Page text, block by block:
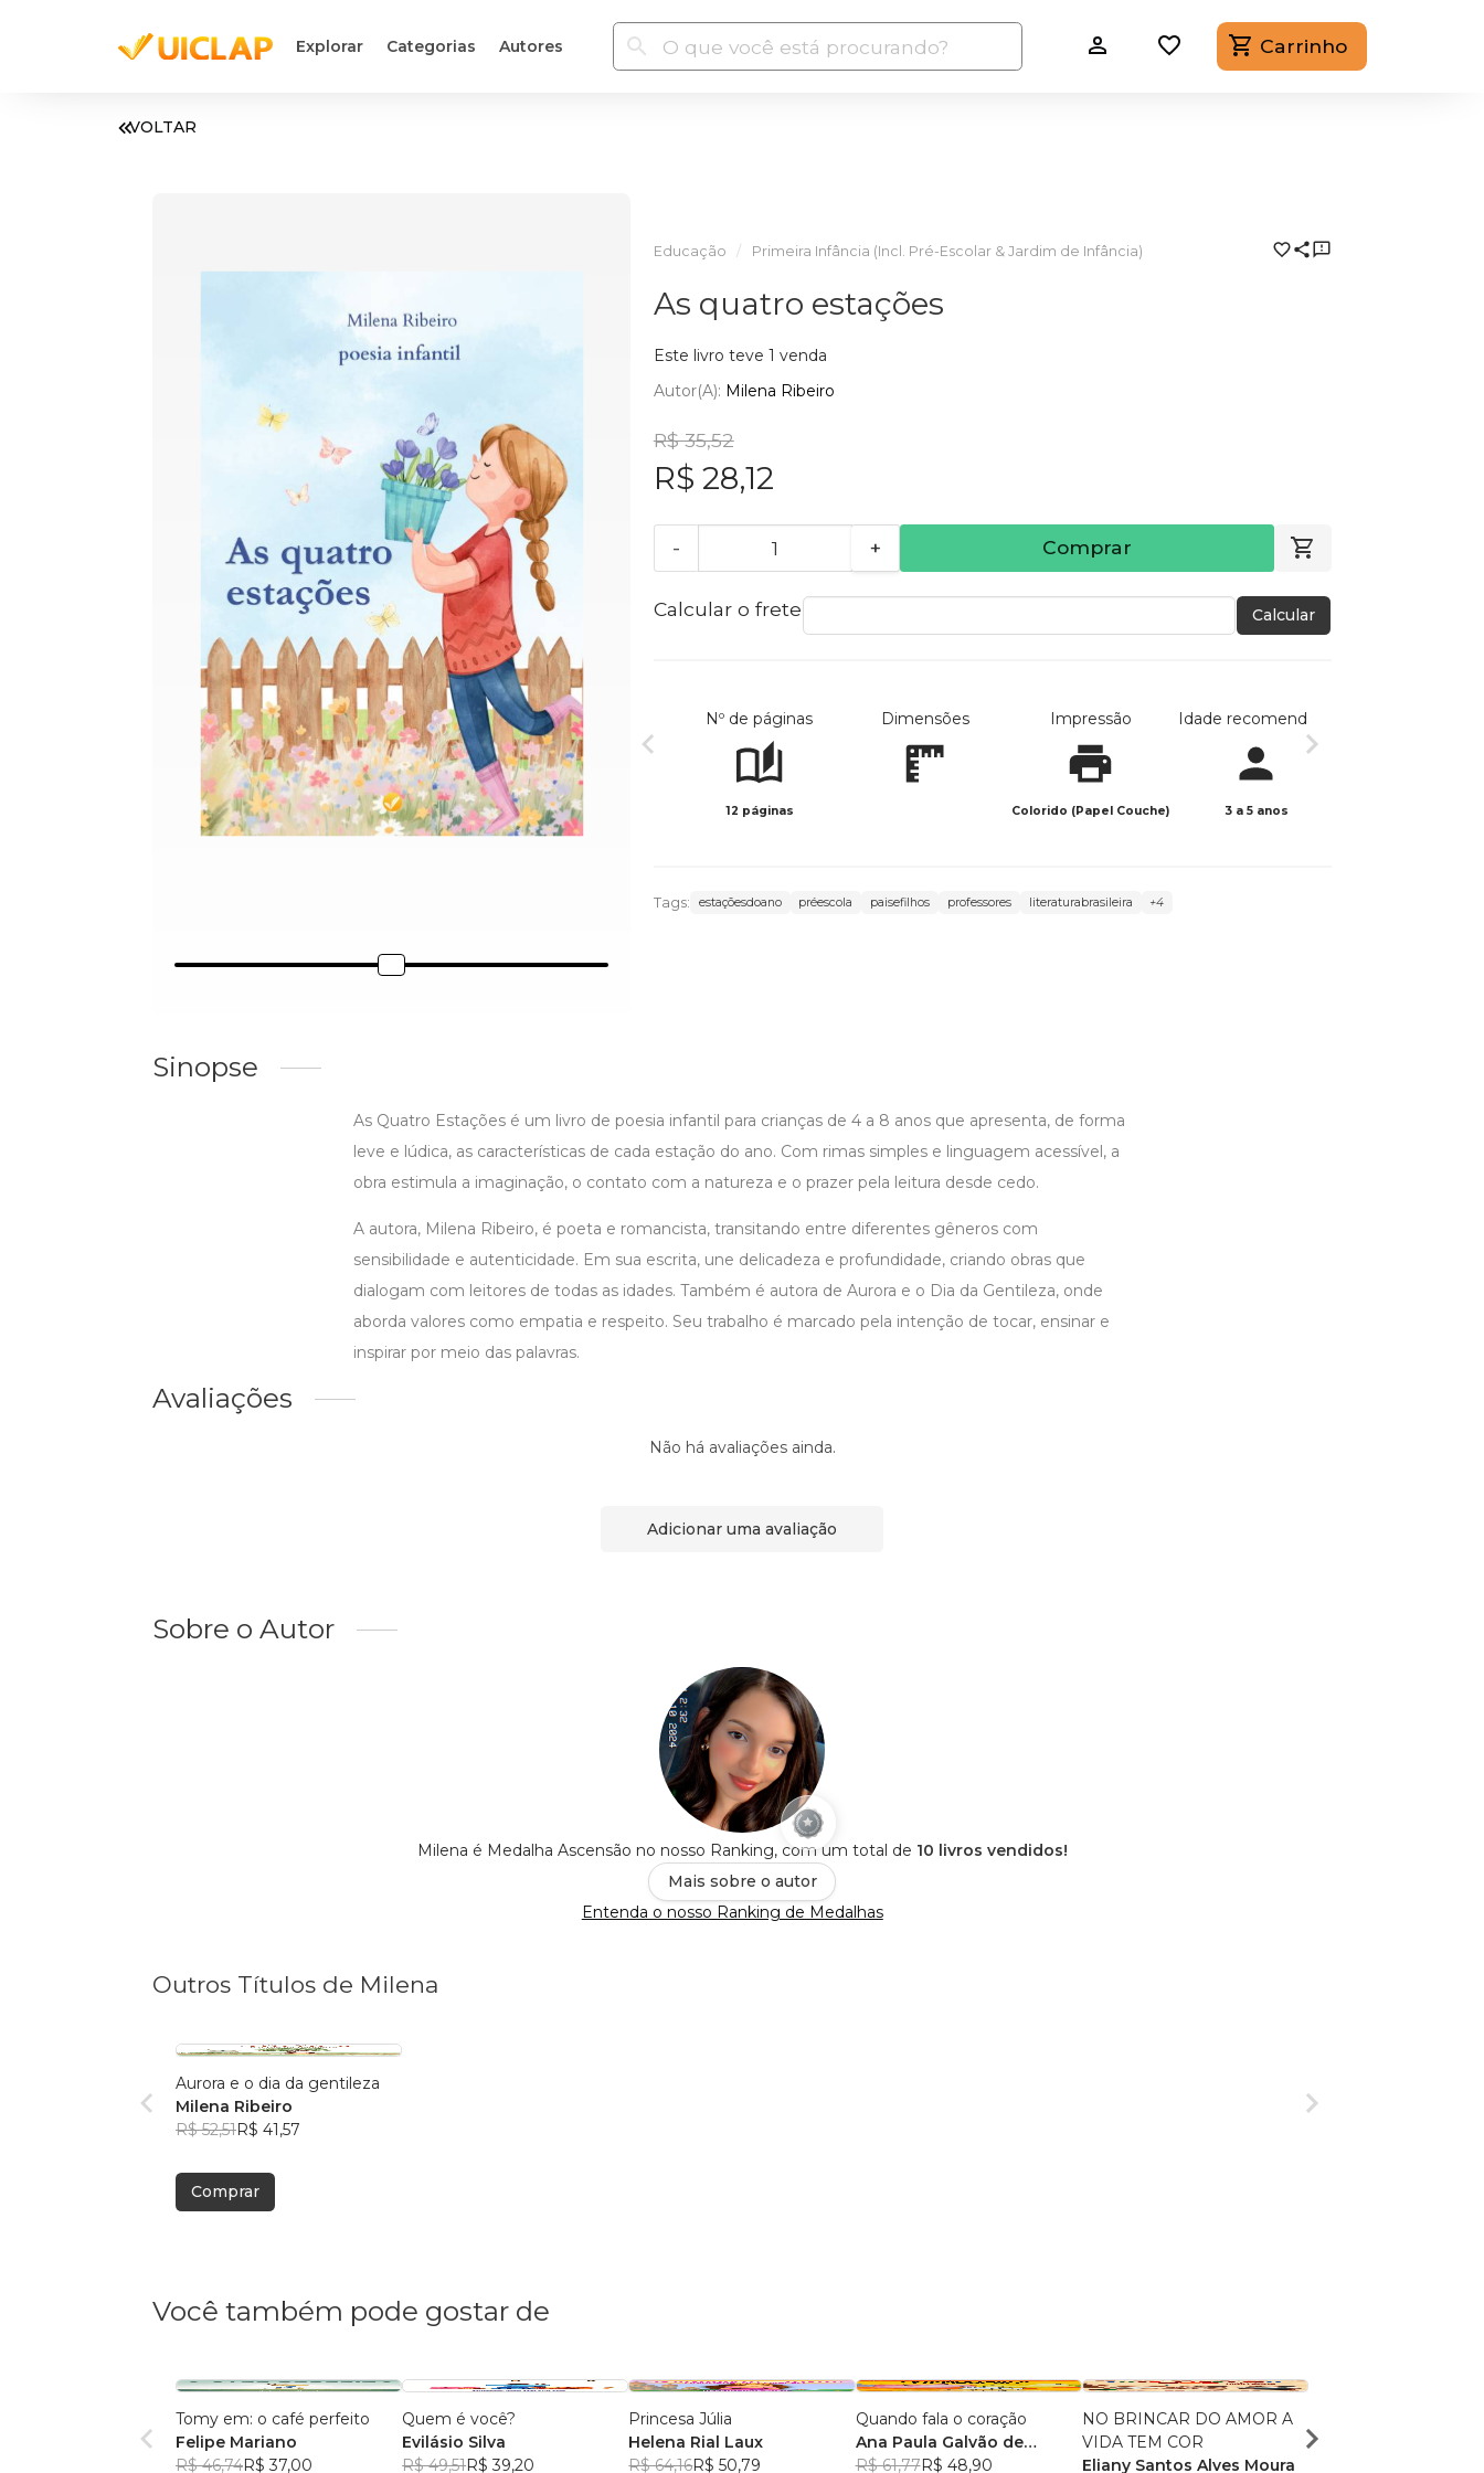
Explorar Categorias Autores Carrinho
VOLTAR
Educação Primeira Infância (Incl. Pré-Escolar & Jardim de Infância)
As quatro estações
Este livro teve 1 venda
Autor(a): Milena Ribeiro
R$ 35,52
R$ 28,12
- + Comprar
Calcular o frete Calcular
Nº de páginas
12 páginas
Dimensões Impressão
Colorido (Papel Couche)
Idade recomendada
3 a 5 anos
Tags: estaçõesdoano préescola paisefilhos professores literaturabrasileira +4
Sinopse
As Quatro Estações é um livro de poesia infantil para crianças de 4 a 8 anos que apresenta, de forma
leve e lúdica, as características de cada estação do ano. Com rimas simples e linguagem acessível, a
obra estimula a imaginação, o contato com a natureza e o prazer pela leitura desde cedo.
A autora, Milena Ribeiro, é poeta e romancista, transitando entre diferentes gêneros com
sensibilidade e autenticidade. Em sua escrita, une delicadeza e profundidade, criando obras que
dialogam com leitores de todas as idades. Também é autora de Aurora e o Dia da Gentileza, onde
aborda valores como empatia e respeito. Seu trabalho é marcado pela intenção de tocar, ensinar e
inspirar por meio das palavras.
Avaliações
Não há avaliações ainda.
Adicionar uma avaliação
Sobre o Autor
Milena é Medalha Ascensão no nosso Ranking, com um total de 10 livros vendidos!
Mais sobre o autor
Entenda o nosso Ranking de Medalhas
Outros Títulos de Milena
Aurora e o dia da gentileza
Milena Ribeiro
R$ 52,51R$ 41,57
Comprar
Você também pode gostar de
Tomy em: o café perfeito
Felipe Mariano
R$ 46,74R$ 37,00
Quem é você?
Evilásio Silva
R$ 49,51R$ 39,20
Princesa Júlia
Helena Rial Laux
R$ 64,16R$ 50,79
Quando fala o coração
Ana Paula Galvão de
Oliveira
R$ 61,77R$ 48,90
NO BRINCAR DO AMOR A
VIDA TEM COR
Eliany Santos Alves Moura
Educação Infantil no